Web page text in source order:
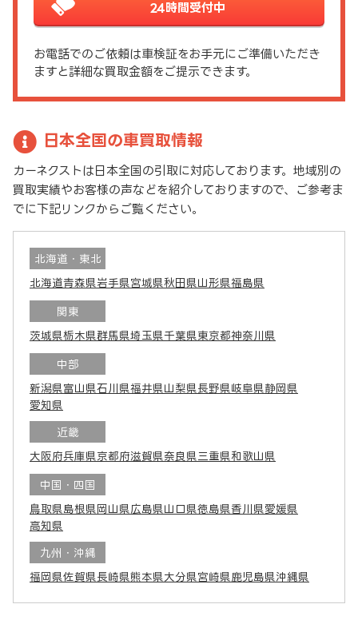
24時間受付中
お電話でのご依頼は車検証をお手元にご準備いただき
ますと詳細な買取金額をご提示できます。
日本全国の車買取情報
カーネクストは日本全国の引取に対応しております。地域別の
買取実績やお客様の声などを紹介しておりますので、ご参考ま
でに下記リンクからご覧ください。
北海道・東北
北海道青森県岩手県宮城県秋田県山形県福島県
関東
茨城県栃木県群馬県埼玉県千葉県東京都神奈川県
中部
新潟県富山県石川県福井県山梨県長野県岐阜県静岡県
愛知県
近畿
大阪府兵庫県京都府滋賀県奈良県 三重県和歌山県
中国・四国
鳥取県島根県 岡山県広島県山口県徳島県香川県愛媛県
高知県
九州・沖縄
福岡県佐賀県長崎県熊本県大分県宮崎県鹿児島県沖縄県